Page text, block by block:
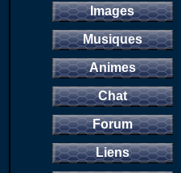
Images
Musiques
Animes
Chat
Forum
Liens